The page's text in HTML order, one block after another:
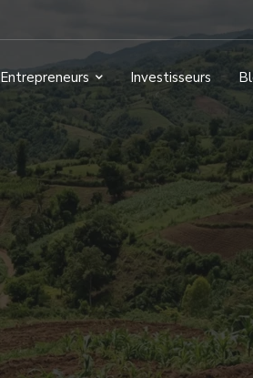
Entrepreneurs Investisseurs